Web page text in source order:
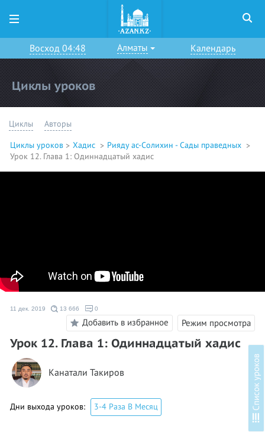
Восход 04:48 Алматы Календарь
Циклы уроков
Циклы Авторы
Циклы уроков Хадис
Рияду ас-Солихин - Сады праведных
Урок 12. Глава 1: Одиннадцатый хадис
11 дек. 2019 13 666 0
Добавить в избранное Режим просмотра
Урок 12. Глава 1: Одиннадцатый хадис
Канатали Такиров
Дни выхода уроков: 3-4 Раза В Месяц в